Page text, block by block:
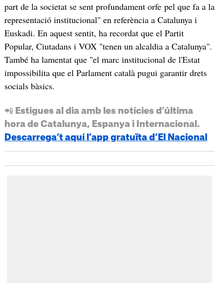
part de la societat se sent profundament orfe pel que fa a la
representació institucional" en referència a Catalunya i
Euskadi. En aquest sentit, ha recordat que el Partit
Popular, Ciutadans i VOX "tenen un alcaldia a Catalunya".
També ha lamentat que "el marc institucional de l'Estat
impossibilita que el Parlament català pugui garantir drets
socials bàsics.
📲 Estigues al dia amb les notícies d’última
hora de Catalunya, Espanya i Internacional.
Descarrega’t aquí l’app gratuïta d’El Nacional